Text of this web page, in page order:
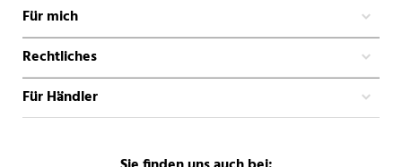
Für mich
Rechtliches
Für Händler